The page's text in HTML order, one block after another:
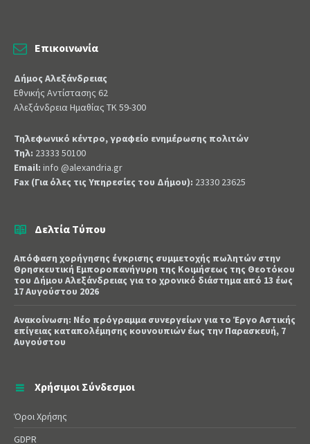
Επικοινωνία
Δήμος Αλεξάνδρειας
Εθνικής Αντίστασης 62
Αλεξάνδρεια Ημαθίας ΤΚ 59-300
Τηλεφωνικό κέντρο, γραφείο ενημέρωσης πολιτών
Τηλ: 23333 50100
Email: info @alexandria.gr
Fax (Για όλες τις Υπηρεσίες του Δήμου): 23330 23625
Δελτία Τύπου
Απόφαση χορήγησης έγκρισης συμμετοχής πωλητών στην
Θρησκευτική Εμποροπανήγυρη της Κοιμήσεως της Θεοτόκου
του Δήμου Αλεξάνδρειας για το χρονικό διάστημα από 13 έως
17 Αυγούστου 2026
Ανακοίνωση: Νέο πρόγραμμα συνεργείων για το Έργο Αστικής
επίγειας καταπολέμησης κουνουπιών έως την Παρασκευή, 7
Αυγούστου
Χρήσιμοι Σύνδεσμοι
Όροι Χρήσης
GDPR